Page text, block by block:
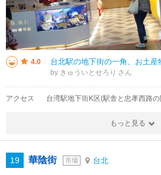
4.0
by きゅういとせろり
アクセス 台湾駅地下街K区(駅舎と忠孝西路
もっと見る
19 華陰街 市場 台北